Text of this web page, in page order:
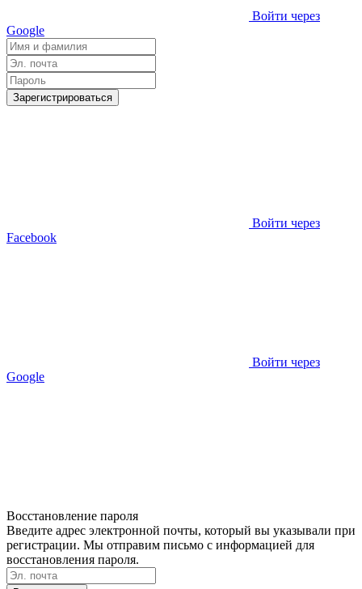
Войти через
Google
Зарегистрироваться
Войти через
Facebook
Войти через
Google
Восстановление пароля
Введите адрес электронной почты, который вы указывали при
регистрации. Мы отправим письмо с информацией для
восстановления пароля.